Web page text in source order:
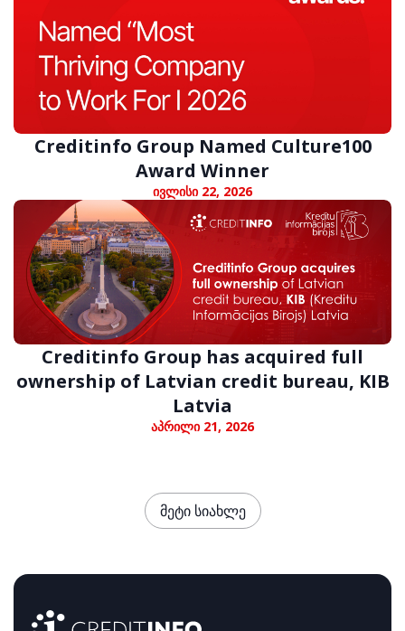
Creditinfo Group Named Culture100
Award Winner
ივლისი 22, 2026
Creditinfo Group has acquired full
ownership of Latvian credit bureau, KIB
Latvia
აპრილი 21, 2026
მეტი სიახლე